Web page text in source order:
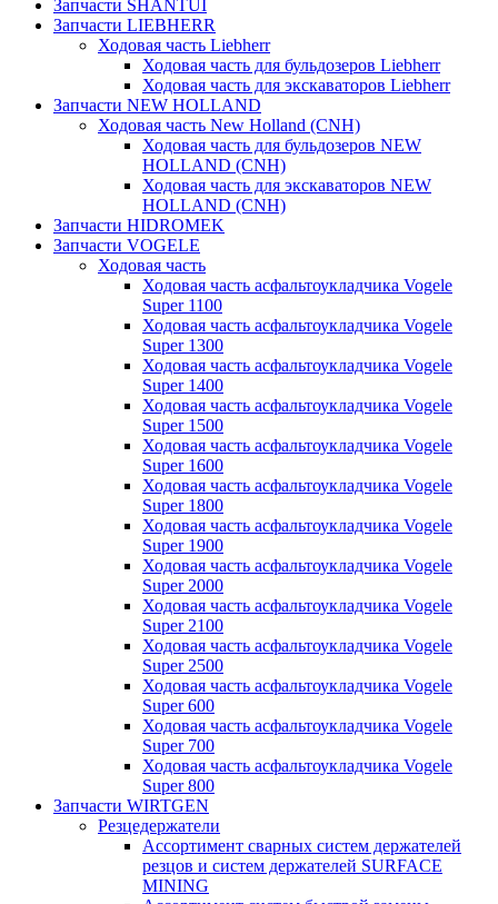
Запчасти SHANTUI
Запчасти LIEBHERR
Ходовая часть Liebherr
Ходовая часть для бульдозеров Liebherr
Ходовая часть для экскаваторов Liebherr
Запчасти NEW HOLLAND
Ходовая часть New Holland (CNH)
Ходовая часть для бульдозеров NEW
HOLLAND (CNH)
Ходовая часть для экскаваторов NEW
HOLLAND (CNH)
Запчасти HIDROMEK
Запчасти VOGELE
Ходовая часть
Ходовая часть асфальтоукладчика Vogele
Super 1100
Ходовая часть асфальтоукладчика Vogele
Super 1300
Ходовая часть асфальтоукладчика Vogele
Super 1400
Ходовая часть асфальтоукладчика Vogele
Super 1500
Ходовая часть асфальтоукладчика Vogele
Super 1600
Ходовая часть асфальтоукладчика Vogele
Super 1800
Ходовая часть асфальтоукладчика Vogele
Super 1900
Ходовая часть асфальтоукладчика Vogele
Super 2000
Ходовая часть асфальтоукладчика Vogele
Super 2100
Ходовая часть асфальтоукладчика Vogele
Super 2500
Ходовая часть асфальтоукладчика Vogele
Super 600
Ходовая часть асфальтоукладчика Vogele
Super 700
Ходовая часть асфальтоукладчика Vogele
Super 800
Запчасти WIRTGEN
Резцедержатели
Ассортимент сварных систем держателей
резцов и систем держателей SURFACE
MINING